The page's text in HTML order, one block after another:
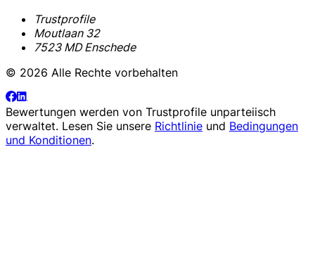
Trustprofile
Moutlaan 32
7523 MD Enschede
© 2026 Alle Rechte vorbehalten
Bewertungen werden von Trustprofile unparteiisch
verwaltet. Lesen Sie unsere Richtlinie und Bedingungen
und Konditionen.